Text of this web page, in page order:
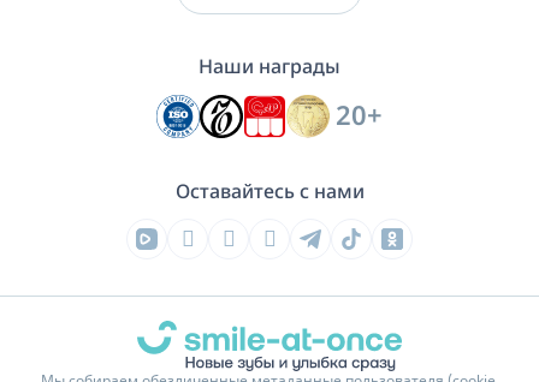
Наши награды
20+
Оставайтесь с нами